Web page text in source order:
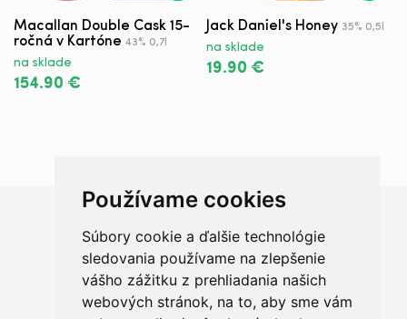
Používame cookies
Súbory cookie a ďalšie technológie
sledovania používame na zlepšenie
vášho zážitku z prehliadania našich
webových stránok, na to, aby sme vám
Macallan Double Cask 15-
ročná v Kartóne 43% 0,7l
na sklade
154.90 €
Jack Daniel's Honey 35% 0,5l
na sklade
19.90 €
Chceš sa radšej porozprávať?